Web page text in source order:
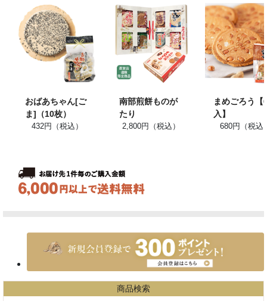
おばあちゃん[ご
ま]（10枚）
432円（税込）
南部煎餅ものが
たり
2,800円（税込）
まめごろう【
入】
680円（税込